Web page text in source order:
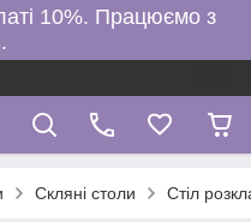
10%. Працюємо з
Скляні столи Стіл